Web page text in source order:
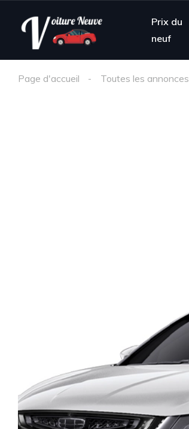
Prix du
neuf
Page d'accueil Toutes les annonces